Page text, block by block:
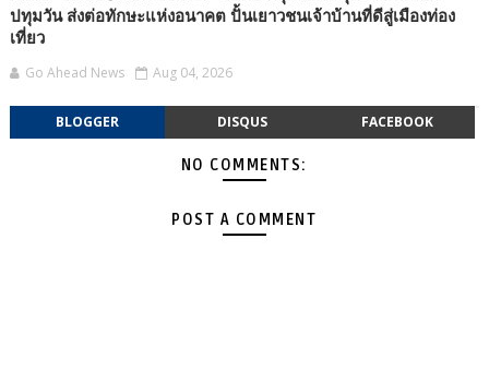
ปทุมวัน ส่งต่อทักษะแห่งอนาคต ปั้นเยาวชนเจ้าบ้านที่ดีสู่เมืองท่อง
เที่ยว
Go Ahead News Aug 04, 2026
BLOGGER DISQUS FACEBOOK
NO COMMENTS:
POST A COMMENT